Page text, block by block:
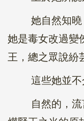
她自然知曉
她是毒女改過變
王，總之眾說紛
這些她並不介
自然的，流